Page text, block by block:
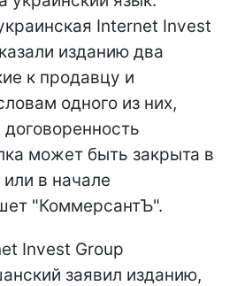
Internet Invest
изданию два
к продавцу и
одного из них,
может быть закрыта в
или в начале
"КоммерсантЪ".
Invest Group
заявил изданию,